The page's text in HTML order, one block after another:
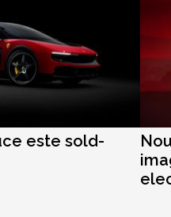
este sold-